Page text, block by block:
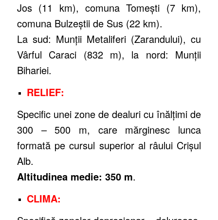
Jos (11 km), comuna Tomeşti (7 km),
comuna Bulzeştii de Sus (22 km).
La sud: Munţii Metaliferi (Zarandului), cu
Vârful Caraci (832 m), la nord: Munţii
Bihariei.
RELIEF:
Specific unei zone de dealuri cu înălţimi de
300 – 500 m, care mărginesc lunca
formată pe cursul superior al râului Crişul
Alb.
Altitudinea medie: 350 m.
CLIMA: